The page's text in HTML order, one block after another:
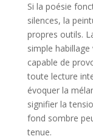
Si la poésie
silences, la
propres outils.
simple habillage
capable de
toute lecture
évoquer la
signifier la
fond sombre
tenue.